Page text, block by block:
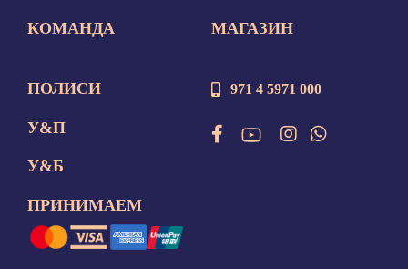
КОМАНДА МАГАЗИН
ПОЛИСИ
У&П
У&Б
ПРИНИМАЕМ
971 4 5971 000